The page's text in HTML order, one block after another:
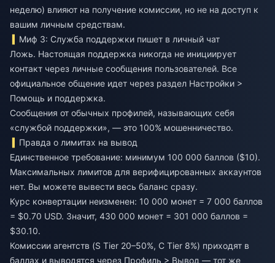
неделю) влияют на получение комиссии, но не на доступ к
вашим личным средствам.
Миф 3: Служба поддержки пишет в личный чат
Ложь. Настоящая поддержка никогда не инициирует
контакт через личные сообщения пользователей. Все
официальное общение идет через раздел Настройки >
Помощь и поддержка.
Сообщения от обычных профилей, называющих себя
«службой поддержки», — это 100% мошенничество.
Правда о лимитах на вывод
Единственное требование: минимум 100 000 баллов ($10).
Максимальных лимитов для верифицированных аккаунтов
нет. Вы можете вывести весь баланс сразу.
Курс конвертации неизменен: 10 000 монет = 7 000 баллов
= $0.70 USD. Значит, 430 000 монет = 301 000 баллов =
$30.10.
Комиссии агентств (S Tier 20–50%, C Tier 8%) приходят в
баллах и выводятся через Профиль > Вывод — тот же